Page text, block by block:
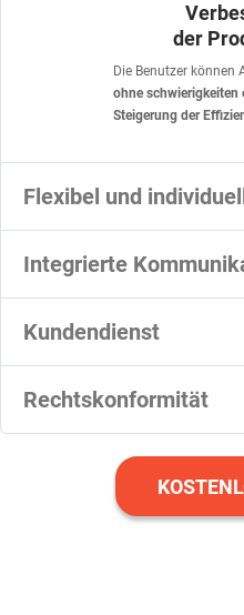
der
Die Benutzer können
ohne schwierigkeiten
Steigerung der
Flexibel und
Integrierte
Kundendienst
Rechtskonformität